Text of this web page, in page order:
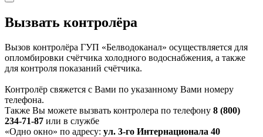
Вызвать контролёра
Вызов контролёра ГУП «Белводоканал» осуществляется для
опломбировки счётчика холодного водоснабжения, а также
для контроля показаний счётчика.
Контролёр свяжется с Вами по указанному Вами номеру
телефона.
Также Вы можете вызвать контролера по телефону 8 (800)
234-71-87 или в службе
«Одно окно» по адресу: ул. 3-го Интернационала 40